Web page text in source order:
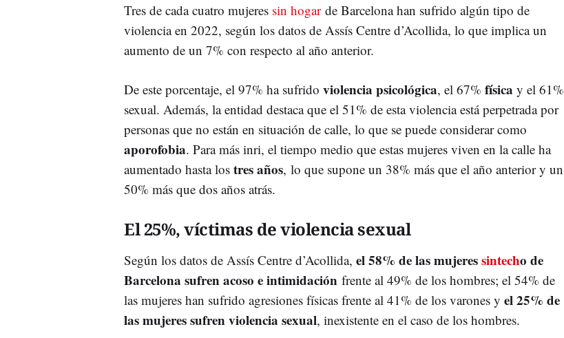
Tres de cada cuatro mujeres sin hogarde Barcelona han sufrido algún tipo de
violencia en 2022, según los datos de Assís Centre d’Acollida, lo que implica un
aumento de un 7% con respecto al año anterior.
De este porcentaje, el 97% ha sufrido violencia psicológica, el 67% física y el 61%
sexual. Además, la entidad destaca que el 51% de esta violencia está perpetrada por
personas que no están en situación de calle, lo que se puede considerar como
aporofobia. Para más inri, el tiempo medio que estas mujeres viven en la calle ha
aumentado hasta los tres años, lo que supone un 38% más que el año anterior y un
50% más que dos años atrás.
El 25%, víctimas de violencia sexual
Según los datos de Assís Centre d’Acollida, el 58% de las mujeressintecho de
Barcelona sufren acoso e intimidación frente al 49% de los hombres; el 54% de
las mujeres han sufrido agresiones físicas frente al 41% de los varones y el 25% de
las mujeres sufren violencia sexual, inexistente en el caso de los hombres.